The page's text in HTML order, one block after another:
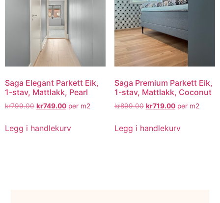
Saga Elegant Parkett Eik,
1-stav, Mattlakk, Pearl
kr799.00 kr749.00 per m2
Legg i handlekurv
Saga Premium Parkett Eik,
1-stav, Mattlakk, Coconut
kr899.00 kr719.00per m2
Legg i handlekurv